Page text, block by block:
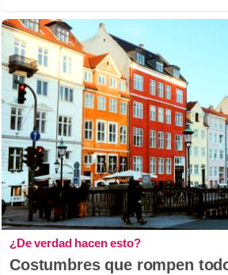
¿De verdad hacen esto?
Costumbres que rompen